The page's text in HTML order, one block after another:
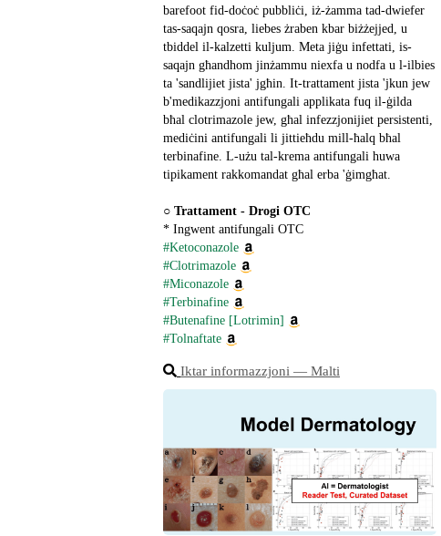
barefoot fid-doċoċ pubbliċi, iż-żamma tad-dwiefer
tas-saqajn qosra, liebes żraben kbar biżżejjed, u
tbiddel il-kalzetti kuljum. Meta jiġu infettati, is-
saqajn għandhom jinżammu niexfa u nodfa u l-ilbies
ta 'sandlijiet jista' jgħin. It-trattament jista 'jkun jew
b'medikazzjoni antifungali applikata fuq il-ġilda
bħal clotrimazole jew, għal infezzjonijiet persistenti,
mediċini antifungali li jittieħdu mill-ħalq bħal
terbinafine. L-użu tal-krema antifungali huwa
tipikament rakkomandat għal erba 'ġimgħat.
○ Trattament - Drogi OTC
* Ingwent antifungali OTC
#Ketoconazole
#Clotrimazole
#Miconazole
#Terbinafine
#Butenafine [Lotrimin]
#Tolnaftate
Iktar informazzjoni ― Malti